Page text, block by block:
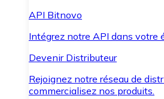
API Bitnovo
Intégrez notre API dans votre
Devenir Distributeur
Rejoignez notre réseau de
commercialisez nos produits.